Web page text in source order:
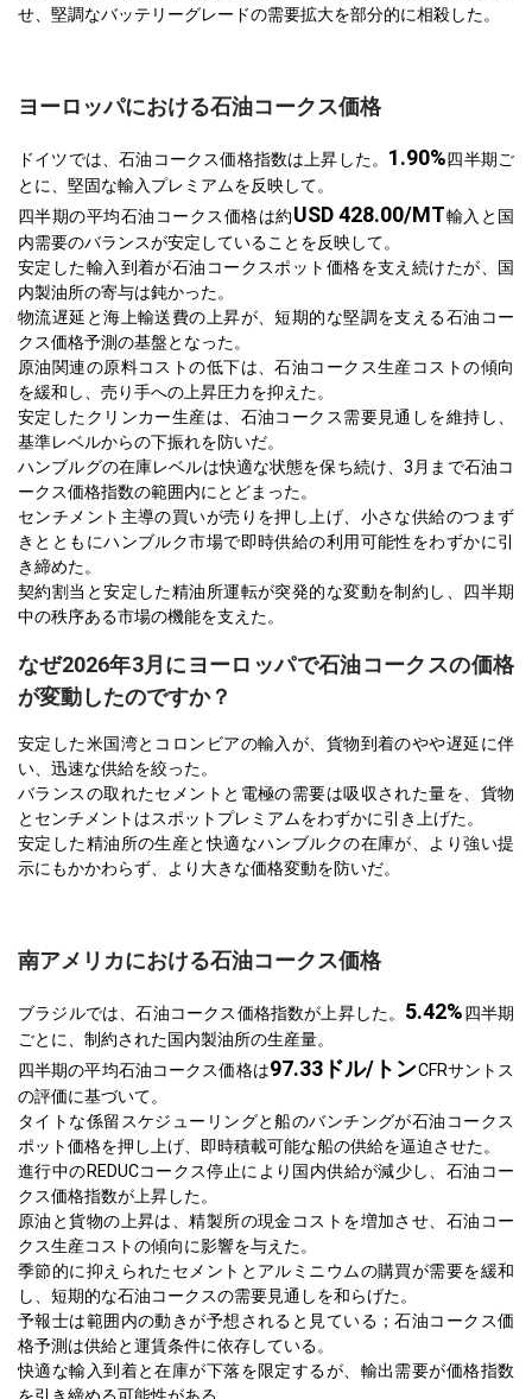
せ、堅調なバッテリーグレードの需要拡大を部分的に相殺した。
ヨーロッパにおける石油コークス価格
ドイツでは、石油コークス価格指数は上昇した。 1.90%四半期ご
とに、堅固な輸入プレミアムを反映して。
四半期の平均石油コークス価格は約USD 428.00/MT輸入と国
内需要のバランスが安定していることを反映して。
安定した輸入到着が石油コークスポット価格を支え続けたが、国
内製油所の寄与は鈍かった。
物流遅延と海上輸送費の上昇が、短期的な堅調を支える石油コー
クス価格予測の基盤となった。
原油関連の原料コストの低下は、石油コークス生産コストの傾向
を緩和し、売り手への上昇圧力を抑えた。
安定したクリンカー生産は、石油コークス需要見通しを維持し、
基準レベルからの下振れを防いだ。
ハンブルグの在庫レベルは快適な状態を保ち続け、3月まで石油コ
ークス価格指数の範囲内にとどまった。
センチメント主導の買いが売りを押し上げ、小さな供給のつまず
きとともにハンブルク市場で即時供給の利用可能性をわずかに引
き締めた。
契約割当と安定した精油所運転が突発的な変動を制約し、四半期
中の秩序ある市場の機能を支えた。
なぜ2026年3月にヨーロッパで石油コークスの価格
が変動したのですか？
安定した米国湾とコロンビアの輸入が、貨物到着のやや遅延に伴
い、迅速な供給を絞った。
バランスの取れたセメントと電極の需要は吸収された量を、貨物
とセンチメントはスポットプレミアムをわずかに引き上げた。
安定した精油所の生産と快適なハンブルクの在庫が、より強い提
示にもかかわらず、より大きな価格変動を防いだ。
南アメリカにおける石油コークス価格
ブラジルでは、石油コークス価格指数が上昇した。 5.42%四半期
ごとに、制約された国内製油所の生産量。
四半期の平均石油コークス価格は97.33ドル/トンCFRサントス
の評価に基づいて。
タイトな係留スケジューリングと船のバンチングが石油コークス
ポット価格を押し上げ、即時積載可能な船の供給を逼迫させた。
進行中のREDUCコークス停止により国内供給が減少し、石油コー
クス価格指数が上昇した。
原油と貨物の上昇は、精製所の現金コストを増加させ、石油コー
クス生産コストの傾向に影響を与えた。
季節的に抑えられたセメントとアルミニウムの購買が需要を緩和
し、短期的な石油コークスの需要見通しを和らげた。
予報士は範囲内の動きが予想されると見ている；石油コークス価
格予測は供給と運賃条件に依存している。
快適な輸入到着と在庫が下落を限定するが、輸出需要が価格指数
を引き締める可能性がある。